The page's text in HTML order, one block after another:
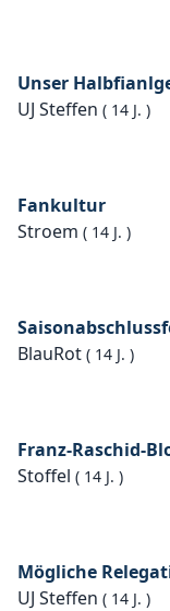
Unser
UJ Steffen ( 14 J. )
Fankultur
Stroem ( 14 J. )
BlauRot ( 14 J. )
Franz-Raschid-
Stoffel ( 14 J. )
Mögliche
UJ Steffen ( 14 J. )